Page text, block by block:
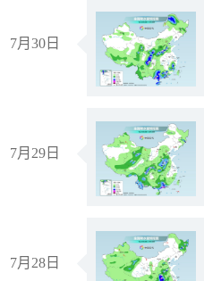
7月30日
7月29日
7月28日